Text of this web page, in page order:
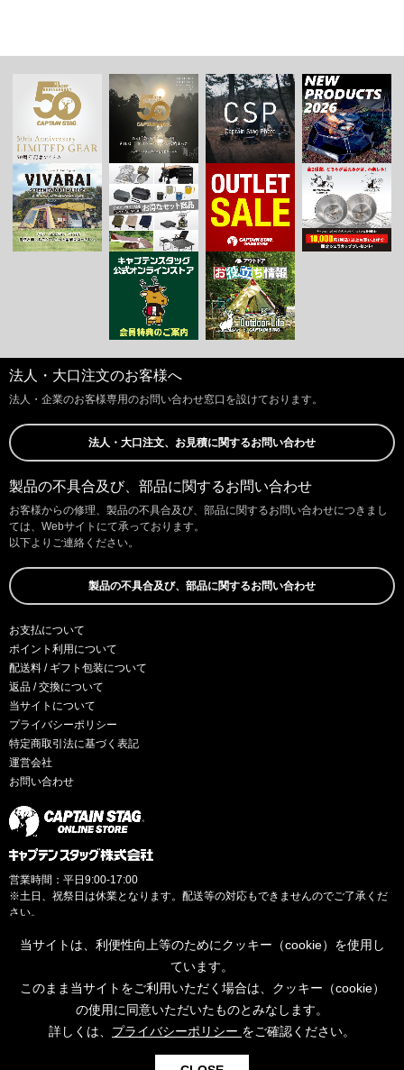
法人・大口注文のお客様へ
法人・企業のお客様専用のお問い合わせ窓口を設けております。
法人・大口注文、お見積に関するお問い合わせ
製品の不具合及び、部品に関するお問い合わせ
お客様からの修理、製品の不具合及び、部品に関するお問い合わせにつきまし
ては、Webサイトにて承っております。
以下よりご連絡ください。
製品の不具合及び、部品に関するお問い合わせ
お支払について
ポイント利用について
配送料 / ギフト包装について
返品 / 交換について
当サイトについて
プライバシーポリシー
特定商取引法に基づく表記
運営会社
お問い合わせ
営業時間：平日9:00-17:00
※土日、祝祭日は休業となります。配送等の対応もできませんのでご了承くだ
さい。
当サイトは、利便性向上等のためにクッキー（cookie）を使用し
ています。
このまま当サイトをご利用いただく場合は、クッキー（cookie）
の使用に同意いただいたものとみなします。
詳しくは、 プライバシーポリシー をご確認ください。